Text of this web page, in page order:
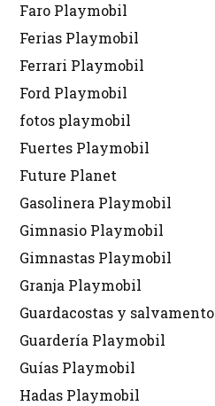
Faro Playmobil
Ferias Playmobil
Ferrari Playmobil
Ford Playmobil
fotos playmobil
Fuertes Playmobil
Future Planet
Gasolinera Playmobil
Gimnasio Playmobil
Gimnastas Playmobil
Granja Playmobil
Guardacostas y salvamento
Guardería Playmobil
Guías Playmobil
Hadas Playmobil